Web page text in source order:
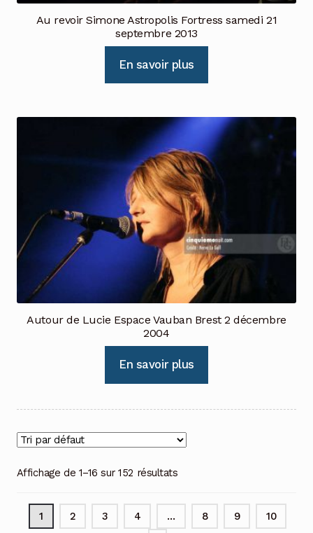
Au revoir Simone Astropolis Fortress samedi 21
septembre 2013
En savoir plus
Autour de Lucie Espace Vauban Brest 2 décembre
2004
En savoir plus
Affichage de 1–16 sur 152 résultats
1 2 3 4 … 8 9 10